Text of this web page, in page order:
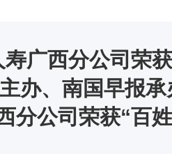
广西分公司荣
办、南国早报
分公司荣获“百